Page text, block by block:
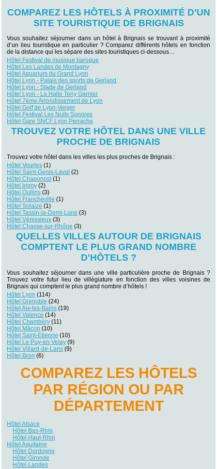
COMPAREZ LES HÔTELS À PROXIMITÉ D’UN
SITE TOURISTIQUE DE BRIGNAIS
Vous souhaitez séjourner dans un hôtel à Brignais se trouvant à proximité
d’un lieu touristique en particulier ? Comparez différents hôtels en fonction
de la distance qui les sépare des sites touristiques ci-dessous…
Hôtel Festival de musique baroque
Hôtel Les Landes de Montagny
Hôtel Aquarium du Grand Lyon
Hôtel Lyon - Palais des sports de Gerland
Hôtel Lyon - Stade de Gerland
Hôtel Lyon - La Halle Tony Garnier
Hôtel 7ème Arrondissement de Lyon
Hôtel Golf de Lyon-Verger
Hôtel Festival Les Nuits Sonores
Hôtel Gare SNCF Lyon Perrache
TROUVEZ VOTRE HÔTEL DANS UNE VILLE
PROCHE DE BRIGNAIS
Trouvez votre hôtel dans les villes les plus proches de Brignais :
Hôtel Vourles (1)
Hôtel Saint-Genis-Laval (2)
Hôtel Chaponost(1)
Hôtel Irigny (2)
Hôtel Oullins (3)
Hôtel Francheville (1)
Hôtel Solaize (1)
Hôtel Tassin-la-Demi-Lune (3)
Hôtel Vénissieux (3)
Hôtel Chasse-sur-Rhône (3)
QUELLES VILLES AUTOUR DE BRIGNAIS
COMPTENT LE PLUS GRAND NOMBRE
D'HÔTELS ?
Vous souhaitez séjourner dans une ville particulière proche de Brignais ?
Trouvez votre futur lieu de villégiature en fonction des villes voisines de
Brignais qui comptent le plus grand nombre d’hôtels !
Hôtel Lyon (114)
Hôtel Grenoble (24)
Hôtel Aix-les-Bains (19)
Hôtel Valence (14)
Hôtel Chambéry (11)
Hôtel Mâcon (10)
Hôtel Saint-Etienne (10)
Hôtel Le Puy-en-Velay (9)
Hôtel Villard-de-Lans (9)
Hôtel Bron (6)
COMPAREZ LES HÔTELS
PAR RÉGION OU PAR
DÉPARTEMENT
Hôtel Alsace
Hôtel Bas-Rhin
Hôtel Haut-Rhin
Hôtel Aquitaine
Hôtel Dordogne
Hôtel Gironde
Hôtel Landes